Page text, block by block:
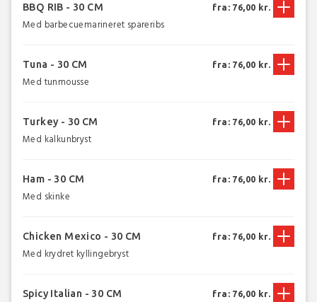
BBQ RIB - 30 CM
Med barbecuemarineret spareribs
fra: 76,00 kr.
Tuna - 30 CM
Med tunmousse
fra: 76,00 kr.
Turkey - 30 CM
Med kalkunbryst
fra: 76,00 kr.
Ham - 30 CM
Med skinke
fra: 76,00 kr.
Chicken Mexico - 30 CM
Med krydret kyllingebryst
fra: 76,00 kr.
Spicy Italian - 30 CM fra: 76,00 kr.